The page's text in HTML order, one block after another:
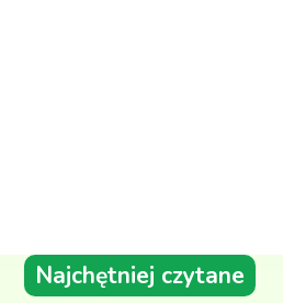
Najchętniej czytane